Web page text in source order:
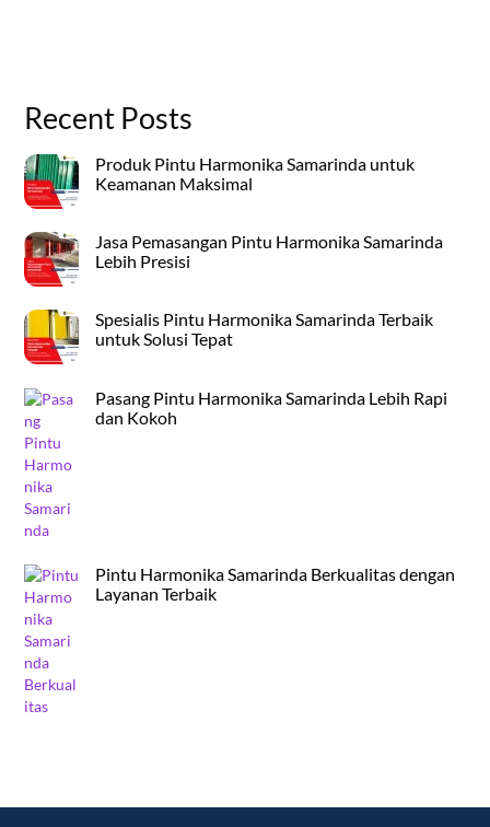
Recent Posts
Produk Pintu Harmonika Samarinda untuk
Keamanan Maksimal
Jasa Pemasangan Pintu Harmonika Samarinda
Lebih Presisi
Spesialis Pintu Harmonika Samarinda Terbaik
untuk Solusi Tepat
Pasang Pintu Harmonika Samarinda Lebih Rapi
dan Kokoh
Pintu Harmonika Samarinda Berkualitas dengan
Layanan Terbaik